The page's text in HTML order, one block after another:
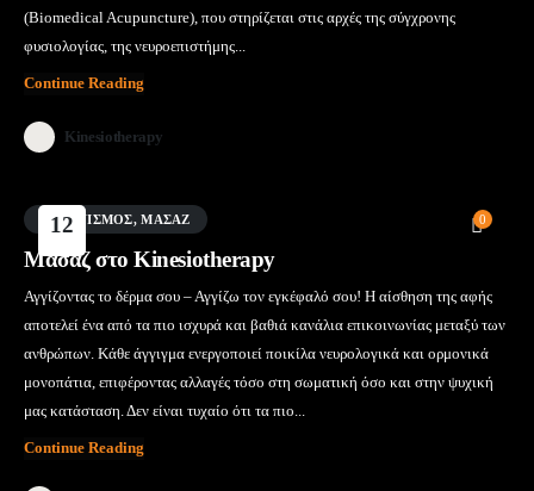
(Biomedical Acupuncture), που στηρίζεται στις αρχές της σύγχρονης
φυσιολογίας, της νευροεπιστήμης...
Continue Reading
Kinesiotherapy
12 0
ΒΕΛΟΝΙΣΜΌΣ,ΜΑΣΑΖ
Μασάζ στο Kinesiotherapy
Αγγίζοντας το δέρμα σου – Αγγίζω τον εγκέφαλό σου! Η αίσθηση της αφής
αποτελεί ένα από τα πιο ισχυρά και βαθιά κανάλια επικοινωνίας μεταξύ των
ανθρώπων. Κάθε άγγιγμα ενεργοποιεί ποικίλα νευρολογικά και ορμονικά
μονοπάτια, επιφέροντας αλλαγές τόσο στη σωματική όσο και στην ψυχική
μας κατάσταση. Δεν είναι τυχαίο ότι τα πιο...
Continue Reading